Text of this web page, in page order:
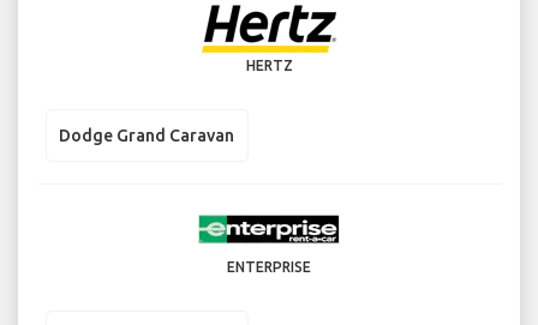
HERTZ
Dodge Grand Caravan
ENTERPRISE